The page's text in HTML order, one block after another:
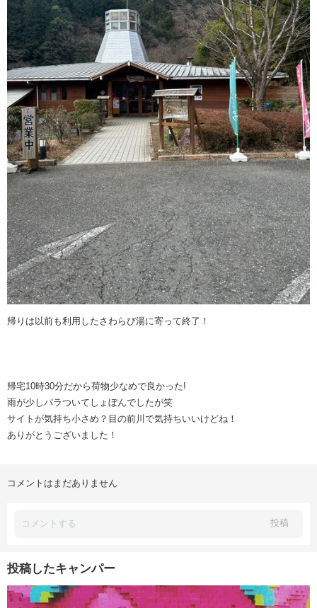
帰りは以前も利用したさわらび湯に寄って終了！
帰宅10時30分だから荷物少なめで良かった!
雨が少しパラついてしょぼんでしたが笑
サイトが気持ち小さめ？目の前川で気持ちいいけどね！
ありがとうございました！
コメントはまだありません
投稿
投稿したキャンパー